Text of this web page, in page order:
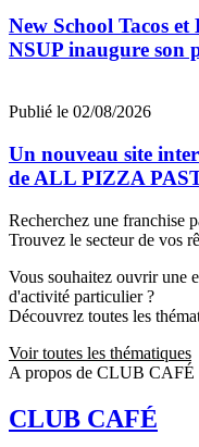
New School Tacos
NSUP inaugure son
Publié le 02/08/2026
Un nouveau site
de ALL PIZZA
Recherchez une franchise
Trouvez le secteur de vos
Vous souhaitez ouvrir une
d'activité particulier ?
Découvrez toutes les
Voir toutes les thématiques
A propos de CLUB CAFÉ
CLUB CAFÉ